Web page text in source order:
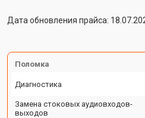
Дата обновления прайса:
Поломка
Диагностика
Замена стоковых аудиовходов-
выходов